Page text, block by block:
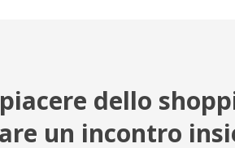
dello
un incontro